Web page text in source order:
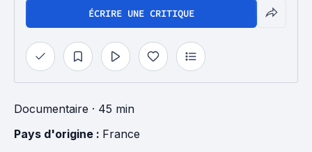
ÉCRIRE UNE CRITIQUE
Documentaire · 45 min
Pays d'origine : France